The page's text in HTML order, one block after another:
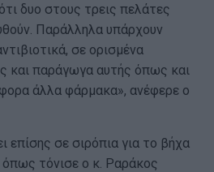
δυο στους τρεις πελάτες
Παράλληλα υπάρχουν
σε ορισμένα
και παράγωγα αυτής όπως και
άλλα φάρμακα», ανέφερε ο
επίσης σε σιρόπια για το βήχα
όπως τόνισε ο κ. Ραράκος